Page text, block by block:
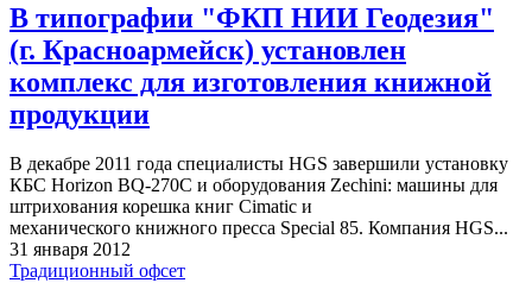
В типографии "ФКП НИИ Геодезия"
(г. Красноармейск) установлен
комплекс для изготовления книжной
продукции
В декабре 2011 года специалисты HGS завершили установку
КБС Horizon BQ-270C и оборудования Zechini: машины для
штрихования корешка книг Cimatic и
механического книжного пресса Special 85. Компания HGS...
31 января 2012
Традиционный офсет